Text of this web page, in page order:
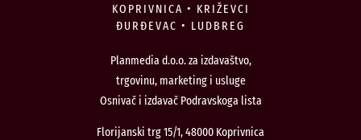
KOPRIVNICA • KRIŽEVCI
ĐURĐEVAC • LUDBREG
Planmedia d.o.o. za izdavaštvo,
trgovinu, marketing i usluge
Osnivač i izdavač Podravskoga lista
Florijanski trg 15/1, 48000 Koprivnica